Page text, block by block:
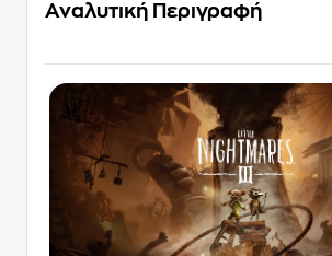
Αναλυτική Περιγραφή